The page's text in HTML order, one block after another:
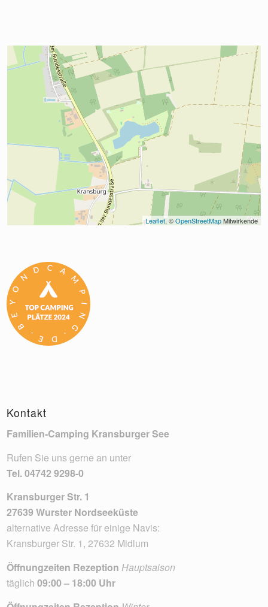
Leaflet, © OpenStreetMap Mitwirkende
Kontakt
Familien-Camping Kransburger See
Rufen Sie uns gerne an unter
Tel.04742 9298-0
Kransburger Str. 1
27639 Wurster Nordseeküste
alternative Adresse für einige Navis:
Kransburger Str. 1, 27632 Midlum
Öffnungzeiten RezeptionHauptsaison
täglich 09:00 – 18:00 Uhr